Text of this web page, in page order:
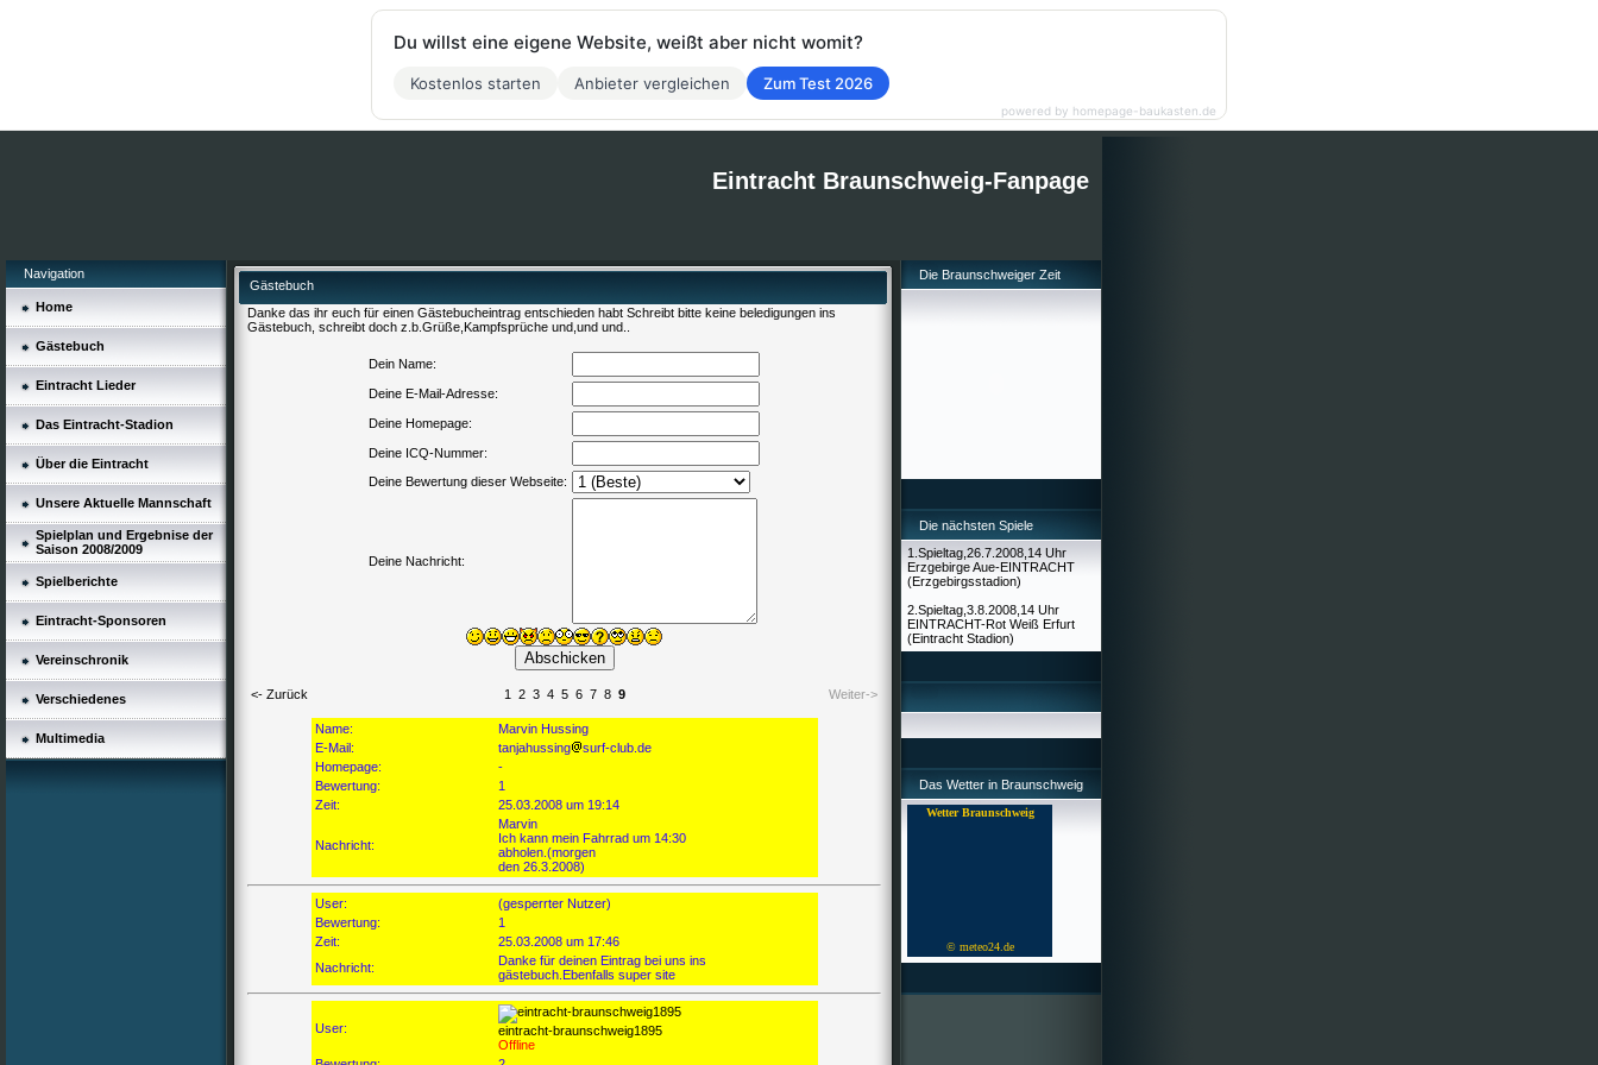
Eintracht Braunschweig-Fanpage
Navigation
Home
Gästebuch
Eintracht Lieder
Das Eintracht-Stadion
Über die Eintracht
Unsere Aktuelle Mannschaft
Spielplan und Ergebnise der
Saison 2008/2009
Spielberichte
Eintracht-Sponsoren
Vereinschronik
Verschiedenes
Multimedia
Gästebuch
Danke das ihr euch für einen Gästebucheintrag entschieden habt Schreibt bitte keine beledigungen ins
Gästebuch, schreibt doch z.b.Grüße,Kampfsprüche und,und und..
Dein Name:
Deine E-Mail-Adresse:
Deine Homepage:
Deine ICQ-Nummer:
Deine Bewertung dieser Webseite:
Deine Nachricht:
<- Zurück 1 2 3 4 5 6 7 8 9 Weiter->
Name:
Marvin Hussing
E-Mail:
tanjahussing
surf-club.de
Homepage:
-
Bewertung:
1
Zeit:
25.03.2008 um 19:14
Nachricht:
Marvin
Ich kann mein Fahrrad um 14:30
abholen.(morgen
den 26.3.2008)
User:
(gesperrter Nutzer)
Bewertung:
1
Zeit:
25.03.2008 um 17:46
Nachricht:
Danke für deinen Eintrag bei uns ins
gästebuch.Ebenfalls super site
User:
eintracht-braunschweig1895
Offline
Die Braunschweiger Zeit
Die nächsten Spiele
1.Spieltag,26.7.2008,14 Uhr
Erzgebirge Aue-EINTRACHT
(Erzgebirgsstadion)
2.Spieltag,3.8.2008,14 Uhr
EINTRACHT-Rot Weiß Erfurt
(Eintracht Stadion)
Das Wetter in Braunschweig
Wetter Braunschweig
© meteo24.de
Du willst eine eigene Website, weißt aber nicht womit?
Kostenlos starten Anbieter vergleichen Zum Test 2026
powered by homepage-baukasten.de